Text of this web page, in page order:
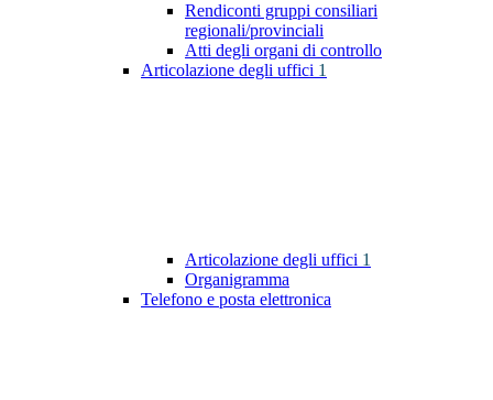
Rendiconti gruppi consiliari
regionali/provinciali
Atti degli organi di controllo
Articolazione degli uffici 1
Articolazione degli uffici 1
Organigramma
Telefono e posta elettronica